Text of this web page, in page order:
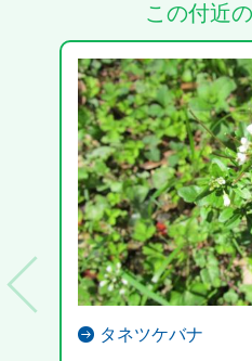
この付近
タネツケバナ